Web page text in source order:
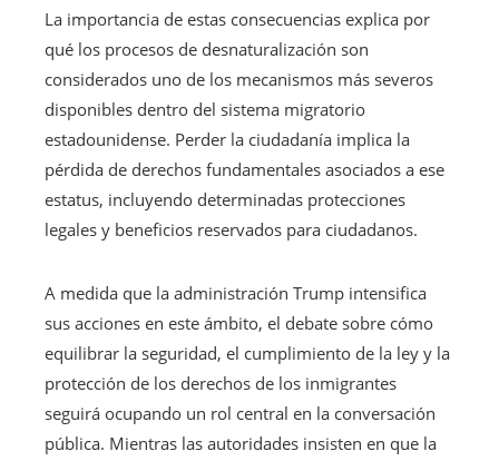
La importancia de estas consecuencias explica por
qué los procesos de desnaturalización son
considerados uno de los mecanismos más severos
disponibles dentro del sistema migratorio
estadounidense. Perder la ciudadanía implica la
pérdida de derechos fundamentales asociados a ese
estatus, incluyendo determinadas protecciones
legales y beneficios reservados para ciudadanos.
A medida que la administración Trump intensifica
sus acciones en este ámbito, el debate sobre cómo
equilibrar la seguridad, el cumplimiento de la ley y la
protección de los derechos de los inmigrantes
seguirá ocupando un rol central en la conversación
pública. Mientras las autoridades insisten en que la